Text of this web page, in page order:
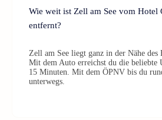
Wie weit ist Zell am See vom Hotel
entfernt?
Zell am See liegt ganz in der Nähe
Mit dem Auto erreichst du die beliebte
15 Minuten. Mit dem ÖPNV bis du
unterwegs.